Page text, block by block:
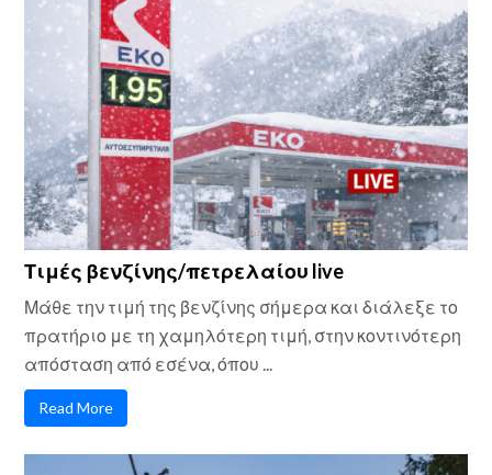
Τιμές βενζίνης/πετρελαίου live
Μάθε την τιμή της βενζίνης σήμερα και διάλεξε το
πρατήριο με τη χαμηλότερη τιμή, στην κοντινότερη
απόσταση από εσένα, όπου ...
Read More